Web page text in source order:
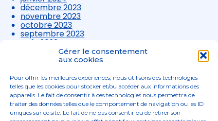
Gérer le consentement
aux cookies
Pour offrir les meilleures expériences, nous utilisons des technologies
telles que les cookies pour stocker et/ou accéder aux informations des
appareils. Le fait de consentir à ces technologies nous permettra de
traiter des données telles que le comportement de navigation ou les ID
uniques sur ce site. Le fait de ne pas consentir ou de retirer son
décembre 2023
novembre 2023
octobre 2023
septembre 2023
août 2023
juillet 2023
avril 2023
mars 2023